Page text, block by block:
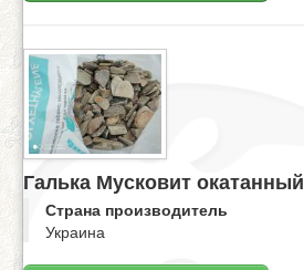
Галька Мусковит окатанный
Страна производитель
Украина